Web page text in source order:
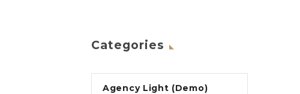
Categories
Agency Light (Demo)